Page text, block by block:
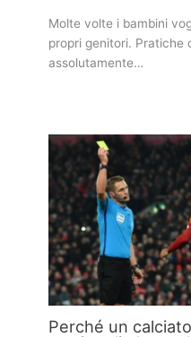
Molte volte i bambini
propri genitori. Pratiche
assolutamente…
Perché un